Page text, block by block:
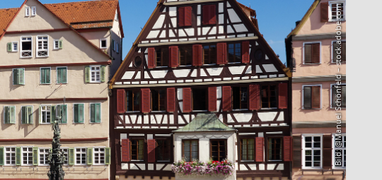
Bild: @Manuel Schönfeld – stock.adobe.com